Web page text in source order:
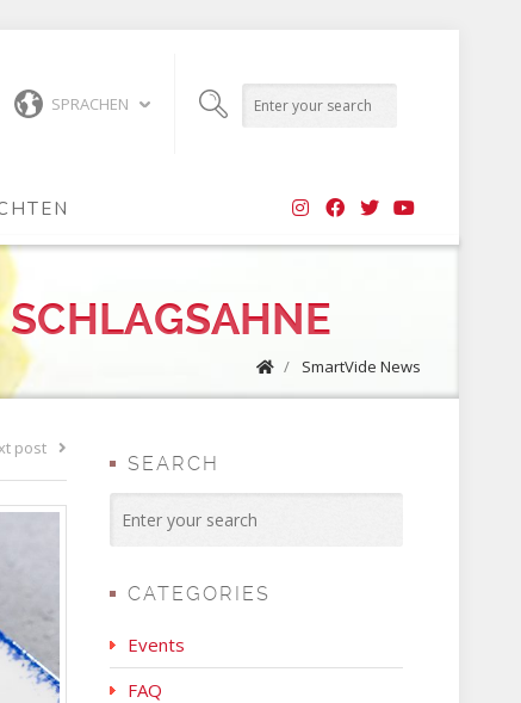
SPRACHEN
/ SmartVide News
post
SEARCH
CATEGORIES
Events
FAQ